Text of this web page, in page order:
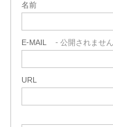
名前
E-MAIL - 公開されませ
URL